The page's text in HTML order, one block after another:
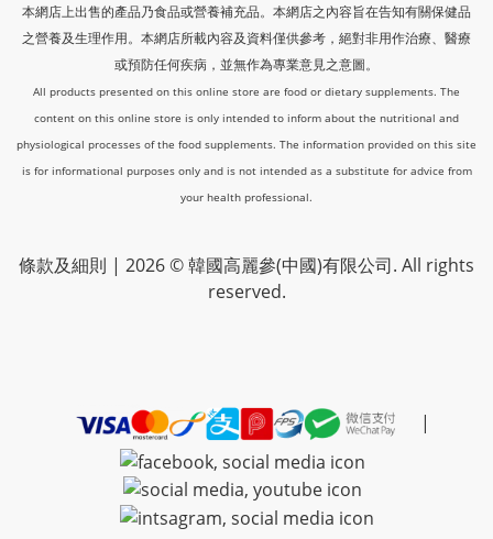
本網店上出售的產品乃食品或營養補充品。本網店之內容旨在告知有關保健品
之營養及生理作用。本網店所載內容及資料僅供參考，絕對非用作治療、醫療
或預防任何疾病，並無作為專業意見之意圖。
All products presented on this online store are food or dietary supplements. The
content on this online store is only intended to inform about the nutritional and
physiological processes of the food supplements. The information provided on this site
is for informational purposes only and is not intended as a substitute for advice from
your health professional.
條款及細則 | 2026 © 韓國高麗參(中國)有限公司. All rights
reserved.
|